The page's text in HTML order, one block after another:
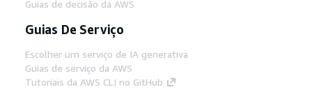
Guias de decisão da AWS
Guias De Serviço
Escolher um serviço de IA generativa
Guias de serviço da AWS
Tutoriais da AWS CLI no GitHub